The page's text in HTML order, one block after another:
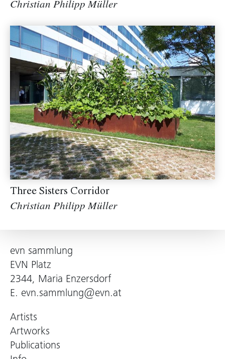
Christian Philipp Müller
Three Sisters Corridor
Christian Philipp Müller
evn sammlung
EVN Platz
2344, Maria Enzersdorf
E. evn.sammlung@evn.at
Artists
Artworks
Publications